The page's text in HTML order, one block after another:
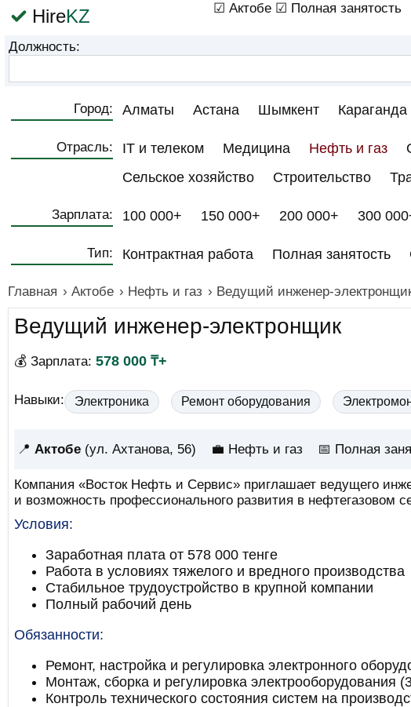
HireKZ ☑ Актобе ☑ Полная занятость
Должность:
Город: Алматы Астана Шымкент Караганда
Отрасль: IT и телеком Медицина Нефть и газ
Сельское хозяйство
Строительство
Зарплата: 100 000+ 150 000+ 200 000+ 300
Тип: Контрактная работа Полная занятость
Главная › Актобе › Нефть и газ › Ведущий инженер-
Ведущий инженер-электронщик
💰 Зарплата: 578 000 ₸+
Навыки: Электроника Ремонт оборудования
📍 Актобе(ул. Ахтанова, 56) 💼 Нефть и газ 📅 Полная
Компания «Восток Нефть и Сервис» приглашает ведущего
и возможность профессионального развития в нефтегазовом
Условия:
Заработная плата от 578 000 тенге
Работа в условиях тяжелого и вредного производства
Стабильное трудоустройство в крупной компании
Полный рабочий день
Обязанности:
Ремонт, настройка и регулировка электронного
Монтаж, сборка и регулировка электрооборудования
Контроль технического состояния систем на